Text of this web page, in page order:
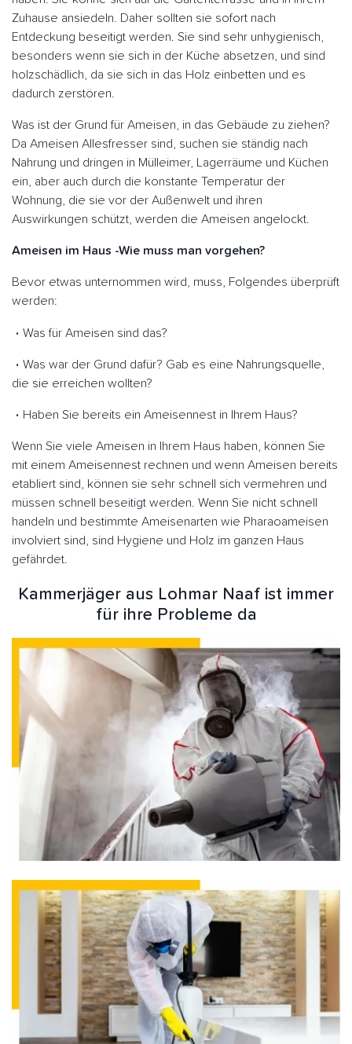
Zuhause ansiedeln. Daher sollten sie sofort nach
Entdeckung beseitigt werden. Sie sind sehr unhygienisch,
besonders wenn sie sich in der Küche absetzen, und sind
holzschädlich, da sie sich in das Holz einbetten und es
dadurch zerstören.
Was ist der Grund für Ameisen, in das Gebäude zu ziehen?
Da Ameisen Allesfresser sind, suchen sie ständig nach
Nahrung und dringen in Mülleimer, Lagerräume und Küchen
ein, aber auch durch die konstante Temperatur der
Wohnung, die sie vor der Außenwelt und ihren
Auswirkungen schützt, werden die Ameisen angelockt.
Ameisen im Haus -Wie muss man vorgehen?
Bevor etwas unternommen wird, muss, Folgendes überprüft
werden:
Was für Ameisen sind das?
Was war der Grund dafür? Gab es eine Nahrungsquelle,
die sie erreichen wollten?
Haben Sie bereits ein Ameisennest in Ihrem Haus?
Wenn Sie viele Ameisen in Ihrem Haus haben, können Sie
mit einem Ameisennest rechnen und wenn Ameisen bereits
etabliert sind, können sie sehr schnell sich vermehren und
müssen schnell beseitigt werden. Wenn Sie nicht schnell
handeln und bestimmte Ameisenarten wie Pharaoameisen
involviert sind, sind Hygiene und Holz im ganzen Haus
gefährdet.
Kammerjäger aus Lohmar Naaf ist immer
für ihre Probleme da